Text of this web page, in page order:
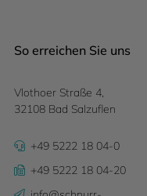
So erreichen Sie uns
Vlothoer Straße 4,
32108 Bad Salzuflen
+49 5222 18 04-0
+49 5222 18 04-20